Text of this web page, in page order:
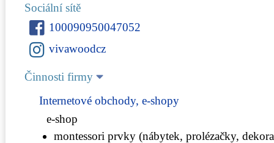
Sociální sítě
100090950047052
vivawoodcz
Činnosti firmy
Internetové obchody, e-shopy
e-shop
montessori prvky (nábytek, prolézačky,